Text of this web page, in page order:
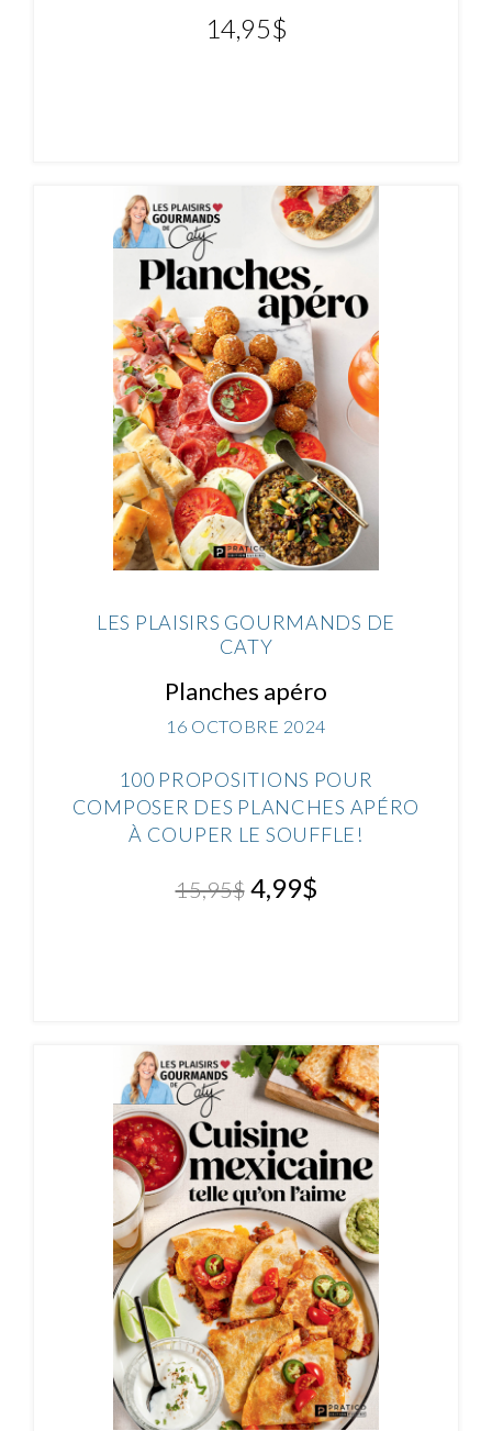
14,95$
LES PLAISIRS GOURMANDS DE
CATY
Planches apéro
16 OCTOBRE 2024
100 PROPOSITIONS POUR
COMPOSER DES PLANCHES APÉRO
À COUPER LE SOUFFLE!
15,95$ 4,99$